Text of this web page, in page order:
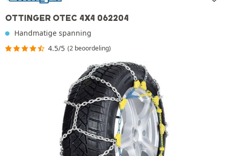
OTTINGER OTEC 4X4 062204
Handmatige spanning
4.5/5 (2 beoordeling)